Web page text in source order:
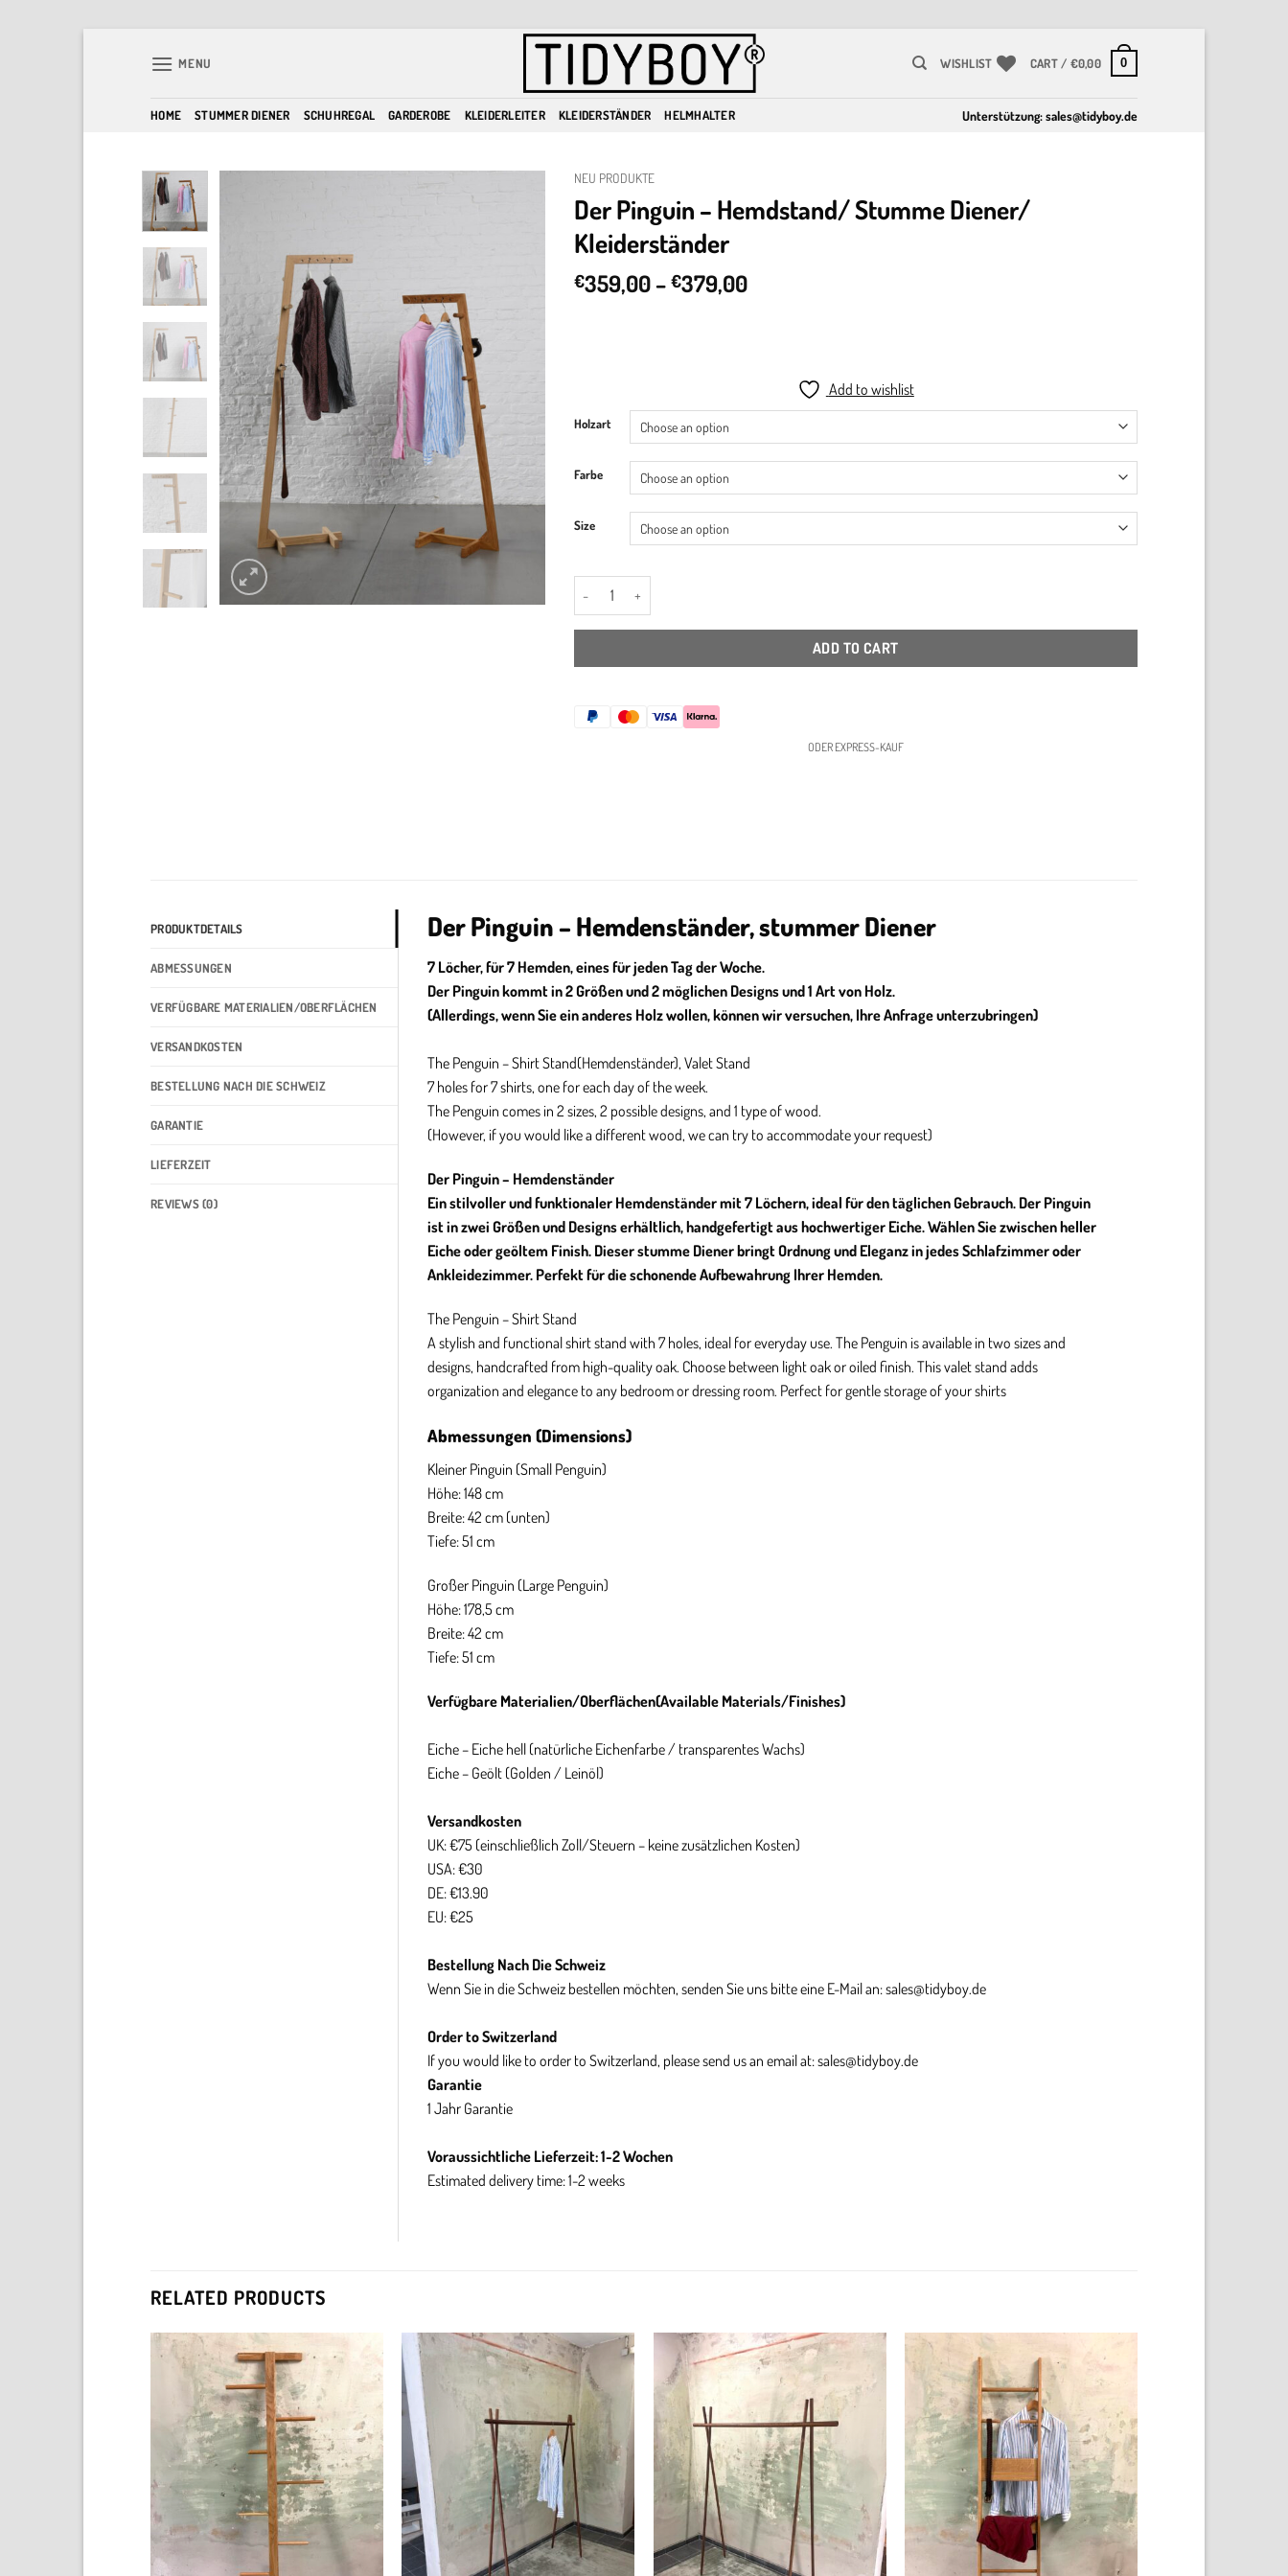
MENU WISHLIST CART / €0,00 0
HOME STUMMER DIENER SCHUHREGAL GARDEROBE KLEIDERLEITER KLEIDERSTÄNDER HELMHALTER Unterstützung:sales@tidyboy.de
NEU PRODUKTE
Der Pinguin – Hemdstand/ Stumme Diener/
Kleiderständer
€359,00– €379,00Price
€379,00 Add to wishlist
Holzart
Farbe
Size
Der Pinguin - Hemdstand/ Stumme Diener/ Kleiderständer quantity
ADD TO CART
ODER EXPRESS-KAUF
PRODUKTDETAILS
ABMESSUNGEN
VERFÜGBARE MATERIALIEN/OBERFLÄCHEN
VERSANDKOSTEN
BESTELLUNG NACH DIE SCHWEIZ
GARANTIE
LIEFERZEIT
REVIEWS (0)
Der Pinguin – Hemdenständer, stummer Diener
7 Löcher, für 7 Hemden, eines für jeden Tag der Woche.
Der Pinguin kommt in 2 Größen und 2 möglichen Designs und 1 Art von Holz.
(Allerdings, wenn Sie ein anderes Holz wollen, können wir versuchen, Ihre Anfrage unterzubringen)
The Penguin – Shirt Stand(Hemdenständer), Valet Stand
7 holes for 7 shirts, one for each day of the week.
The Penguin comes in 2 sizes, 2 possible designs, and 1 type of wood.
(However, if you would like a different wood, we can try to accommodate your request)
Der Pinguin – Hemdenständer
Ein stilvoller und funktionaler Hemdenständer mit 7 Löchern, ideal für den täglichen Gebrauch. Der Pinguin
ist in zwei Größen und Designs erhältlich, handgefertigt aus hochwertiger Eiche. Wählen Sie zwischen heller
Eiche oder geöltem Finish. Dieser stumme Diener bringt Ordnung und Eleganz in jedes Schlafzimmer oder
Ankleidezimmer. Perfekt für die schonende Aufbewahrung Ihrer Hemden.
The Penguin – Shirt Stand
A stylish and functional shirt stand with 7 holes, ideal for everyday use. The Penguin is available in two sizes and
designs, handcrafted from high-quality oak. Choose between light oak or oiled finish. This valet stand adds
organization and elegance to any bedroom or dressing room. Perfect for gentle storage of your shirts
Abmessungen (Dimensions)
Kleiner Pinguin (Small Penguin)
Höhe: 148 cm
Breite: 42 cm (unten)
Tiefe: 51 cm
Großer Pinguin (Large Penguin)
Höhe: 178,5 cm
Breite: 42 cm
Tiefe: 51 cm
Verfügbare Materialien/Oberflächen(Available Materials/Finishes)
Eiche – Eiche hell (natürliche Eichenfarbe / transparentes Wachs)
Eiche – Geölt (Golden / Leinöl)
Versandkosten
UK: €75 (einschließlich Zoll/Steuern – keine zusätzlichen Kosten)
USA: €30
DE: €13.90
EU: €25
Bestellung Nach Die Schweiz
Wenn Sie in die Schweiz bestellen möchten, senden Sie uns bitte eine E-Mail an:sales@tidyboy.de
Order to Switzerland
If you would like to order to Switzerland, please send us an email at:sales@tidyboy.de
Garantie
1 Jahr Garantie
Voraussichtliche Lieferzeit: 1-2 Wochen
Estimated delivery time: 1-2 weeks
RELATED PRODUCTS
Add to
Add to
wishlist
Add to
wishlist
Add to